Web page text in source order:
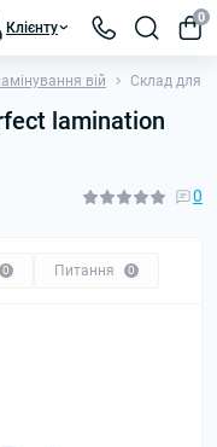
Клієнту
0
вій Склад для
lamination
0
0 Питання 0